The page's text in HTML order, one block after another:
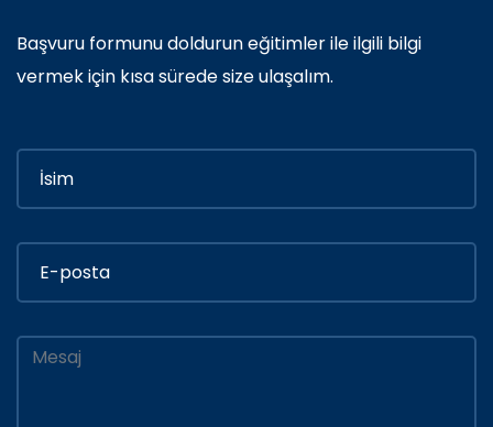
Başvuru formunu doldurun eğitimler ile ilgili bilgi
vermek için kısa sürede size ulaşalım.